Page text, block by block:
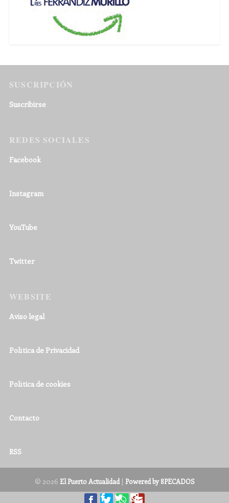
SUSCRIPCIÓN
Suscribirse
REDES SOCIALES
Facebook
Instagram
YouTube
Twitter
WEBSITE
Aviso legal
Política de Privacidad
Política de cookies
Contacto
RSS
© 2026 El Puerto Actualidad| Powered by 8PECADOS